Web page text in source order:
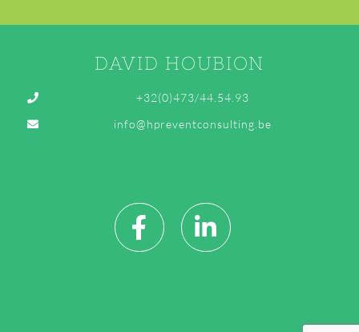
DAVID HOUBION
+32(0)473/44.54.93
info@hpreventconsulting.be